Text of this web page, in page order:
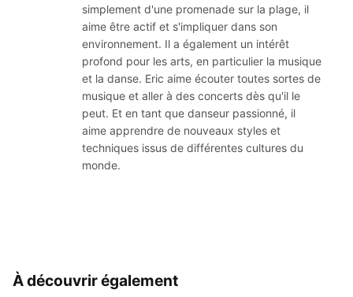
simplement d'une promenade sur la plage, il
aime être actif et s'impliquer dans son
environnement. Il a également un intérêt
profond pour les arts, en particulier la musique
et la danse. Eric aime écouter toutes sortes de
musique et aller à des concerts dès qu'il le
peut. Et en tant que danseur passionné, il
aime apprendre de nouveaux styles et
techniques issus de différentes cultures du
monde.
À découvrir également